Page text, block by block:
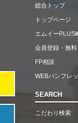
総合トップ
トップページ
エムイーPLUS
会員登録・無
FP相談
WEBパンフレ
SEARCH
こだわり検索